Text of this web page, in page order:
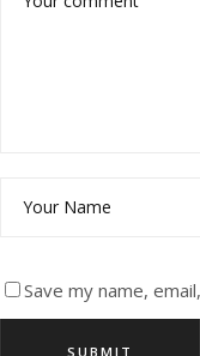
Save my name,